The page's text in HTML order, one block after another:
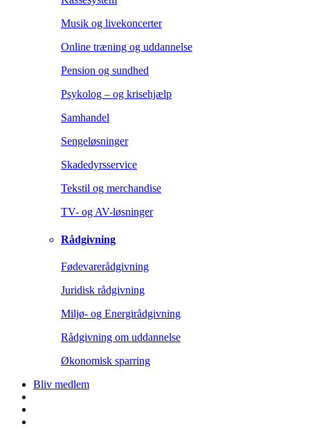
Musik og livekoncerter
Online træning og uddannelse
Pension og sundhed
Psykolog – og krisehjælp
Samhandel
Sengeløsninger
Skadedyrsservice
Tekstil og merchandise
TV- og AV-løsninger
Rådgivning
Fødevarerådgivning
Juridisk rådgivning
Miljø- og Energirådgivning
Rådgivning om uddannelse
Økonomisk sparring
Bliv medlem